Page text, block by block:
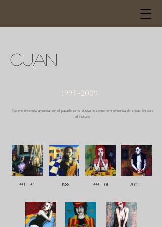
cuan
1993 -2009
No me interesa ahondar en el pasado pero si usarlo como herramienta de creación para
el futuro
1993 - 97 1988 1999 - 01 2003